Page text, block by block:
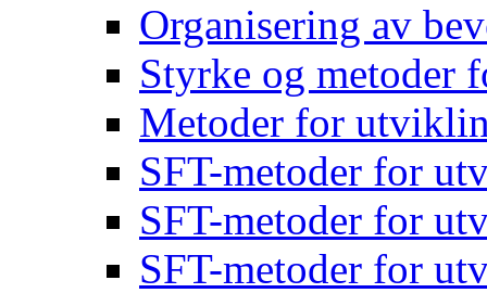
Organisering av
Styrke og metoder
Metoder for
SFT-metoder for
SFT-metoder for
SFT-metoder for